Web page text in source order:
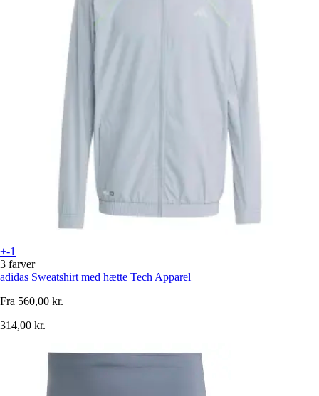
+-1
3 farver
adidas Sweatshirt med hætte Tech Apparel
Fra 560,00 kr.
314,00 kr.